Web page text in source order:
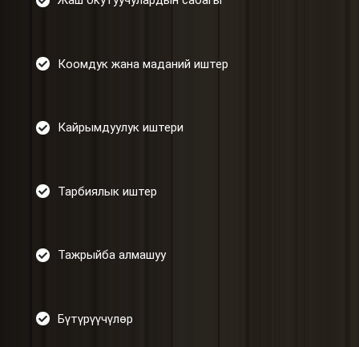
Коомдук жана маданий иштер
Кайрымдуулук иштери
Тарбиялык иштер
Тажрыйба алмашуу
Бүтүрүүчүлөр